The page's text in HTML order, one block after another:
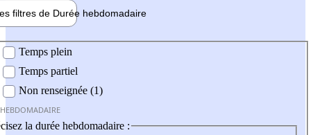
filtres de Durée hebdomadaire
Temps plein
Temps partiel
Non renseignée (1)
la durée hebdomadaire :